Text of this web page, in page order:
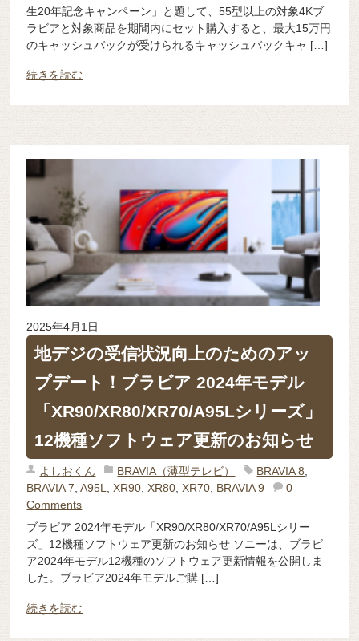
生20年記念キャンペーン」と題して、55型以上の対象4Kブ
ラビアと対象商品を期間内にセット購入すると、最大15万円
のキャッシュバックが受けられるキャッシュバックキャ […]
続きを読む
2025年4月1日
地デジの受信状況向上のためのアッ
プデート！ブラビア 2024年モデル
「XR90/XR80/XR70/A95Lシリーズ」
12機種ソフトウェア更新のお知らせ
よしおくん BRAVIA（薄型テレビ） BRAVIA 8
BRAVIA 7 ,A95L ,XR90 ,XR80 ,XR70 BRAVIA 9
0
Comments
ブラビア 2024年モデル「XR90/XR80/XR70/A95Lシリー
ズ」12機種ソフトウェア更新のお知らせ ソニーは、ブラビ
ア2024年モデル12機種のソフトウェア更新情報を公開しま
した。ブラビア2024年モデルご購 […]
続きを読む